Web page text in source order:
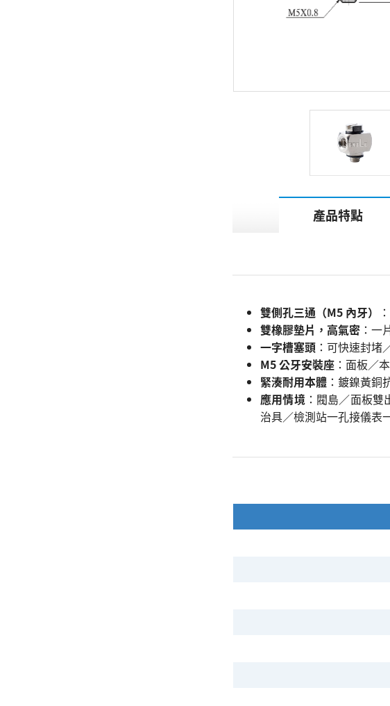
產品特點
雙側孔三通（M5 內牙）
雙橡膠墊片，高氣密 ：
一字槽塞頭 ：可快速封堵
M5 公牙安裝座 ：面板／
緊湊耐用本體 ：鍍鎳黃銅
應用情境：閥島／面板雙
治具／檢測站一孔接儀表